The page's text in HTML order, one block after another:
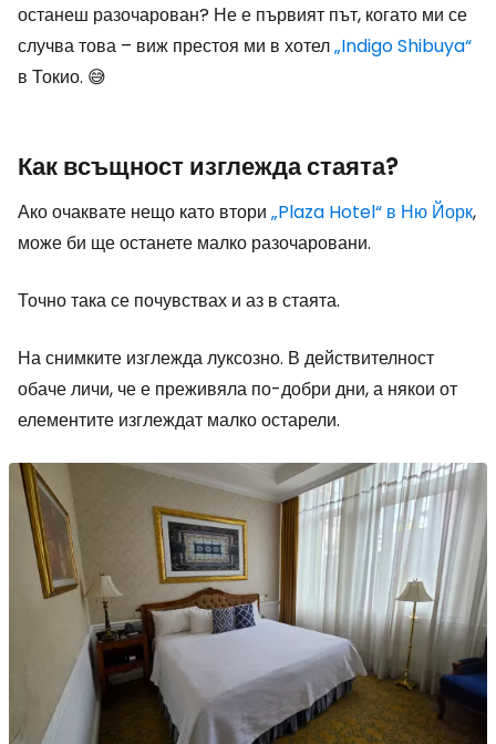
останеш разочарован? Не е първият път, когато ми се
случва това – виж престоя ми в хотел„Indigo Shibuya“
в Токио. 😅
Как всъщност изглежда стаята?
Ако очаквате нещо като втори „Plaza Hotel“ в Ню Йорк,
може би ще останете малко разочаровани.
Точно така се почувствах и аз в стаята.
На снимките изглежда луксозно. В действителност
обаче личи, че е преживяла по-добри дни, а някои от
елементите изглеждат малко остарели.